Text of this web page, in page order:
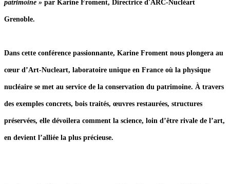
patrimoine » par Karine Froment, Directrice d'ARC-Nucléart
Grenoble.
Dans cette conférence passionnante, Karine Froment nous plongera au
cœur d’Art-Nucleart, laboratoire unique en France où la physique
nucléaire se met au service de la conservation du patrimoine. À travers
des exemples concrets, bois traités, œuvres restaurées, structures
préservées, elle dévoilera comment la science, loin d’être rivale de l’art,
en devient l’alliée la plus précieuse.